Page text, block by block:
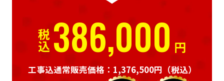
税込386,000 円
工事込通常販売価格：1,376,500円 （税込）